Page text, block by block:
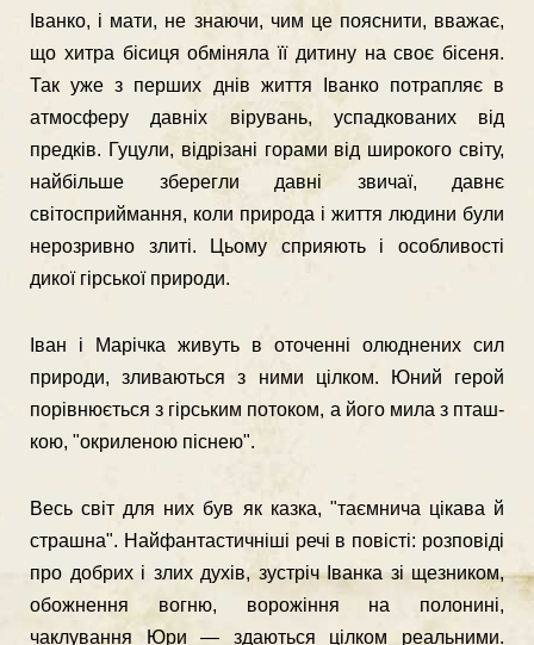
Іванко, і мати, не знаючи, чим це пояснити, вважає,
що хитра бісиця обміняла її дити­ну на своє бісеня.
Так уже з перших днів життя Іванко потрапляє в
атмосферу давніх вірувань, успадкованих від
предків. Гуцули, відрізані горами від широ­кого світу,
найбільше зберегли давні звичаї, давнє
світосприймання, коли при­рода і життя людини були
нерозривно злиті. Цьому сприяють і особливості
дикої гірської природи.
Іван і Марічка живуть в оточенні олюднених сил
природи, зливаються з ними цілком. Юний герой
порівнюється з гірським потоком, а його мила з пташ­
кою, "окриленою піснею".
Весь світ для них був як казка, "таємнича цікава й
страшна". Найфантастичніші речі в повісті: розповіді
про добрих і злих духів, зустріч Іванка зі щезником,
обожнення вогню, ворожіння на полонині,
чаклування Юри — здаються цілком реальними.